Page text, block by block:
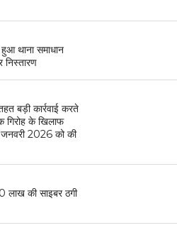
थाना समाधान
निस्तारण
बड़ी कार्रवाई करते
गिरोह के खिलाफ
जनवरी 2026 को की
लाख की साइबर ठगी